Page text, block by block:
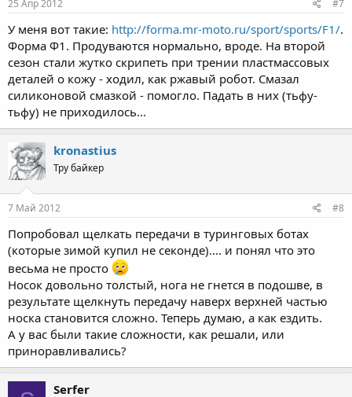
25 Апр 2012 #7
У меня вот такие: http://forma.mr-moto.ru/sport/sports/F1/.
Форма Ф1. Продуваются нормально, вроде. На второй
сезон стали жутко скрипеть при трении пластмассовых
деталей о кожу - ходил, как ржавый робот. Смазал
силиконовой смазкой - помогло. Падать в них (тьфу-
тьфу) не приходилось...
kronastius
Тру байкер
7 Май 2012 #8
Попробовал щелкать передачи в туринговых ботах
(которые зимой купил не секонде).... и понял что это
весьма не просто
Носок довольно толстый, нога не гнется в подошве, в
результате щелкнуть передачу наверх верхней частью
носка становится сложно. Теперь думаю, а как ездить.
А у вас были такие сложности, как решали, или
приноравливались?
Serfer